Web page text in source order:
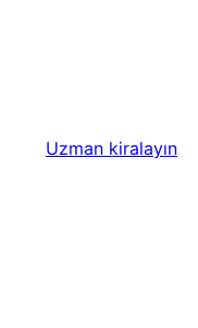
Uzman kiralayın